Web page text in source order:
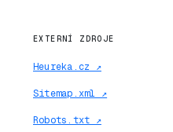
EXTERNÍ ZDROJE
Heureka.cz ↗
Sitemap.xml ↗
Robots.txt ↗